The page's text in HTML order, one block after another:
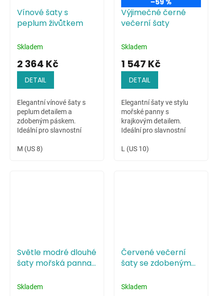
Vínové šaty s
peplum živůtkem
Skladem
2 364 Kč
DETAIL
Elegantní vínové šaty s
peplum detailem a
zdobeným páskem.
Ideální pro slavnostní
M (US 8)
Výjimečné černé
večerní šaty
Skladem
1 547 Kč
DETAIL
Elegantní šaty ve stylu
mořské panny s
krajkovým detailem.
Ideální pro slavnostní
L (US 10)
Světle modré dlouhé
šaty mořská panna
Skladem
Červené večerní
šaty se zdobeným
Skladem